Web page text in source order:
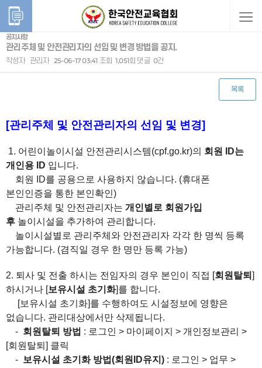
공지사항
관리주체 및 안전관리자의 선임 및 변경 방법을 공지.
작성자 관리자 25-06-17 03:41 조회 1,051회 댓글 0건
목록
[관리주체 및 안전관리자의 선임 및 변경]
1. 어린이놀이시설 안전관리시스템(cpf.go.kr)의 회원 ID는
개인용 ID 입니다.
회원 ID를 공용으로 사용하지 않습니다. (휴대폰
본인인증을 통한 본인확인)
관리주체 및 안전관리자는 개인별로 회원가입
후 놀이시설을 추가하여 관리합니다.
놀이시설별로 관리주체와 안전관리자 각각 한 명씩 등록
가능합니다. (겸직일 경우 한 명만 등록 가능)
2. 퇴사 및 전출 하시는 전임자의 경우 본인이 직접 [회원탈퇴]
하시거나 [보유시설 초기화]를 합니다.
[보유시설 초기화]를 수행하여도 시설정보에 영향은
없습니다. 관리대상에서만 삭제됩니다.
- 회원탈퇴 방법 : 로그인 > 마이페이지 > 개인정보관리 >
[회원탈퇴] 클릭
- 보유시설 초기화 방법(회원ID유지) : 로그인 > 업무 >